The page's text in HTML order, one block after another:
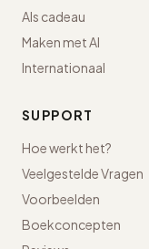
Als cadeau
Maken met AI
Internationaal
SUPPORT
Hoe werkt het?
Veelgestelde Vragen
Voorbeelden
Boekconcepten